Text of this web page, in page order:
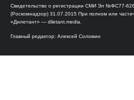
Свидетельство о регистрации СМИ Эл №ФС77-
(Роскомнадзор) 31.07.2015 При полном или
«Дилетант» — diletant.media.
Главный редактор: Алексей Соломин